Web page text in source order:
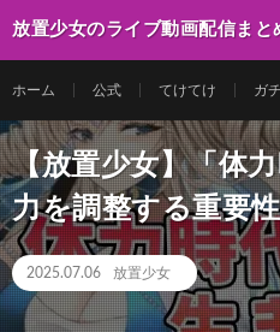
放置少女のライブ動画配信まと
ホーム 公式 てけてけ ガ
【放置少女】「体
力を調整する重要
2025.07.06 放置少女